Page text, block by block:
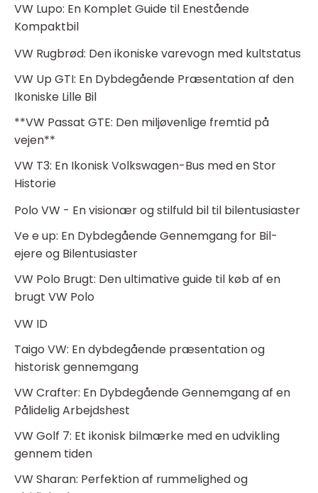
VW Lupo: En Komplet Guide til Enestående
Kompaktbil
VW Rugbrød: Den ikoniske varevogn med kultstatus
VW Up GTI: En Dybdegående Præsentation af den
Ikoniske Lille Bil
**VW Passat GTE: Den miljøvenlige fremtid på
vejen**
VW T3: En Ikonisk Volkswagen-Bus med en Stor
Historie
Polo VW - En visionær og stilfuld bil til bilentusiaster
Ve e up: En Dybdegående Gennemgang for Bil-
ejere og Bilentusiaster
VW Polo Brugt: Den ultimative guide til køb af en
brugt VW Polo
VW ID
Taigo VW: En dybdegående præsentation og
historisk gennemgang
VW Crafter: En Dybdegående Gennemgang af en
Pålidelig Arbejdshest
VW Golf 7: Et ikonisk bilmærke med en udvikling
gennem tiden
VW Sharan: Perfektion af rummelighed og